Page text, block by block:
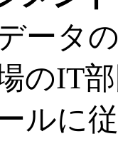
ータ
のIT
ルに